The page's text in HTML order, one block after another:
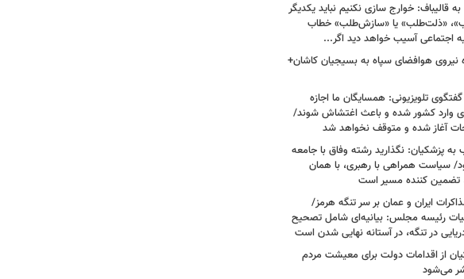
قالیباف: خوارج سازی نکنیم نباید یکدیگر
«ذلت‌طلب» یا «سازش‌طلب» خطاب
اجتماعی آسیب خواهد دید اگر...
نیروی هوافضای سپاه به بسیجیان کاشان+
تلویزیونی: همسایگان ما اجازه
وارد کشور شده و باعث اغتشاش شوند/
آغاز شده و متوقف نخواهد شد
پزشکیان: نگذارید رشته وفاق با جامعه
سیاست همراهی با رهبری، با همان
تضمین کننده مسیر است
ایران و عمان بر سر تنگه هرمز/
رئیسه مجلس: بیانیه‌ای شامل تصحیح
در تنگه، در آستانه نهایی شدن است
از اقدامات دولت برای معیشت مردم
می‌شود